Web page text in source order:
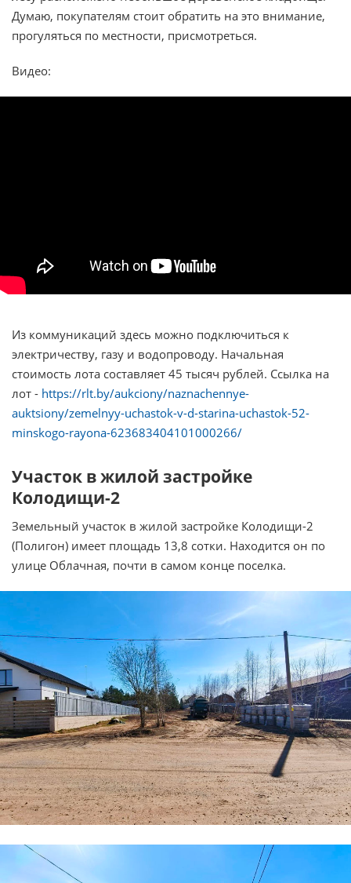
Думаю, покупателям стоит обратить на это внимание,
прогуляться по местности, присмотреться.
Видео:
Из коммуникаций здесь можно подключиться к
электричеству, газу и водопроводу. Начальная
стоимость лота составляет 45 тысяч рублей. Ссылка на
лот - https://rlt.by/aukciony/naznachennye-
auktsiony/zemelnyy-uchastok-v-d-starina-uchastok-52-
minskogo-rayona-623683404101000266/
Участок в жилой застройке
Колодищи-2
Земельный участок в жилой застройке Колодищи-2
(Полигон) имеет площадь 13,8 сотки. Находится он по
улице Облачная, почти в самом конце поселка.